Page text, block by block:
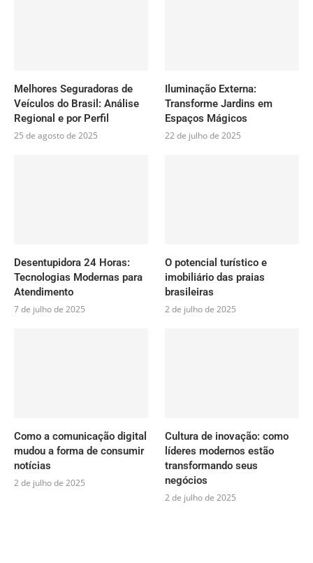
Melhores Seguradoras de
Veículos do Brasil: Análise
Regional e por Perfil
25 de agosto de 2025
Iluminação Externa:
Transforme Jardins em
Espaços Mágicos
22 de julho de 2025
Desentupidora 24 Horas:
Tecnologias Modernas para
Atendimento
7 de julho de 2025
O potencial turístico e
imobiliário das praias
brasileiras
2 de julho de 2025
Como a comunicação digital
mudou a forma de consumir
notícias
2 de julho de 2025
Cultura de inovação: como
líderes modernos estão
transformando seus
negócios
2 de julho de 2025